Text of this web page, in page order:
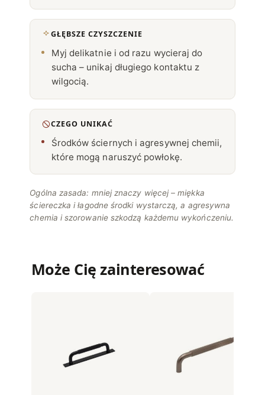
GŁĘBSZE CZYSZCZENIE
Myj delikatnie i od razu wycieraj do
sucha – unikaj długiego kontaktu z
wilgocią.
CZEGO UNIKAĆ
Środków ściernych i agresywnej chemii,
które mogą naruszyć powłokę.
Ogólna zasada: mniej znaczy więcej – miękka
ściereczka i łagodne środki wystarczą, a agresywna
chemia i szorowanie szkodzą każdemu wykończeniu.
Może Cię zainteresować